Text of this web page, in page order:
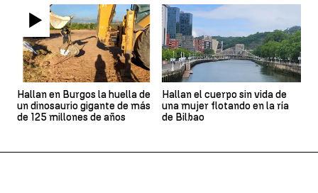
Hallan en Burgos la huella de
un dinosaurio gigante de más
de 125 millones de años
Hallan el cuerpo sin vida de
una mujer flotando en la ría
de Bilbao